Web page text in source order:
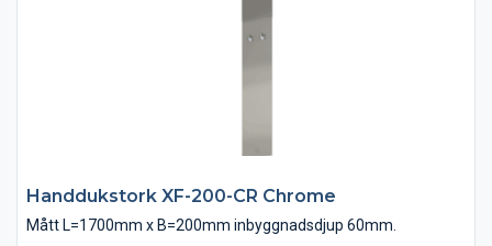
Handdukstork XF-200-CR Chrome
Mått L=1700mm x B=200mm inbyggnadsdjup 60mm.